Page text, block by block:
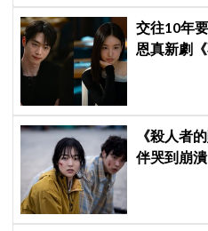
交往10年
恩真新劇
《殺人者
伴哭到崩